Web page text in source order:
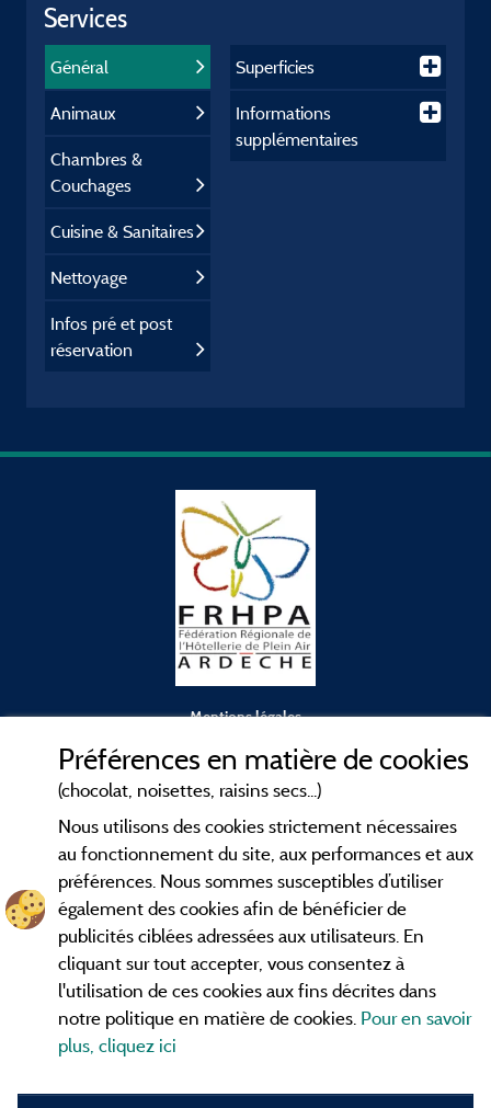
Services
Général
Animaux
Chambres &
Couchages
Cuisine & Sanitaires
Nettoyage
Infos pré et post
réservation
Superficies
Informations
supplémentaires
Mentions légales
Contact
CGV
Les meilleurscampings en Ardèche . Consultez les fiches de
nos adhérents et découvrez nos meilleures offres dans les
Gorges de l'Ardèche, le célèbrePont d'Arc, la grotte de l'Aven
d'Orgnac, Le mont Gerbier de Jonc ou le mont Mézenc...
informez vous directement ici en ligne avant de contacter le
Préférences en matière de cookies
(chocolat, noisettes, raisins secs...)
Nous utilisons des cookies strictement nécessaires
au fonctionnement du site, aux performances et aux
préférences. Nous sommes susceptibles d’utiliser
également des cookies afin de bénéficier de
publicités ciblées adressées aux utilisateurs. En
cliquant sur tout accepter, vous consentez à
l'utilisation de ces cookies aux fins décrites dans
notre politique en matière de cookies. Pour en savoir
plus, cliquez ici